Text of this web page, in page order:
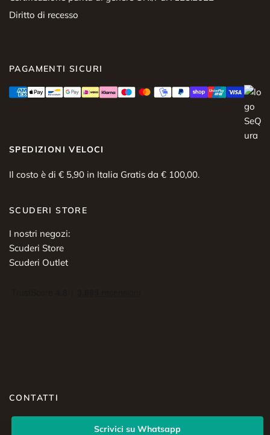
Diritto di recesso
PAGAMENTI SICURI
SPEDIZIONI VELOCI
Il costo è di € 5,90 in Italia Gratis da € 100,00.
SCUDERI STORE
I nostri negozi:
Scuderi Store
Scuderi Outlet
CONTATTI
Scrivici su Whatsapp